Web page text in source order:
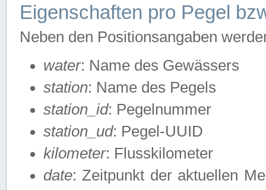
Eigenschaften pro Pegel
Neben den Positionsangaben
water: Name des Gewässers
station: Name des Pegels
station_id: Pegelnummer
station_ud: Pegel-UUID
kilometer: Flusskilometer
date: Zeitpunkt der aktuellen